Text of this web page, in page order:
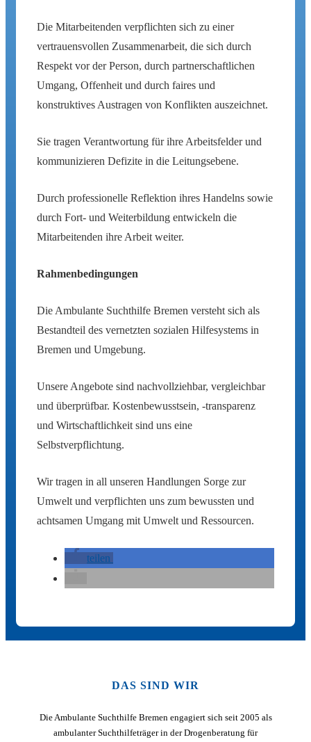
Die Mitarbeitenden verpflichten sich zu einer
vertrauensvollen Zusammenarbeit, die sich durch
Respekt vor der Person, durch partnerschaftlichen
Umgang, Offenheit und durch faires und
konstruktives Austragen von Konflikten auszeichnet.
Sie tragen Verantwortung für ihre Arbeitsfelder und
kommunizieren Defizite in die Leitungsebene.
Durch professionelle Reflektion ihres Handelns sowie
durch Fort- und Weiterbildung entwickeln die
Mitarbeitenden ihre Arbeit weiter.
Rahmenbedingungen
Die Ambulante Suchthilfe Bremen versteht sich als
Bestandteil des vernetzten sozialen Hilfesystems in
Bremen und Umgebung.
Unsere Angebote sind nachvollziehbar, vergleichbar
und überprüfbar. Kostenbewusstsein, -transparenz
und Wirtschaftlichkeit sind uns eine
Selbstverpflichtung.
Wir tragen in all unseren Handlungen Sorge zur
Umwelt und verpflichten uns zum bewussten und
achtsamen Umgang mit Umwelt und Ressourcen.
teilen
DAS SIND WIR
Die Ambulante Suchthilfe Bremen engagiert sich seit 2005 als
ambulanter Suchthilfeträger in der Drogenberatung für